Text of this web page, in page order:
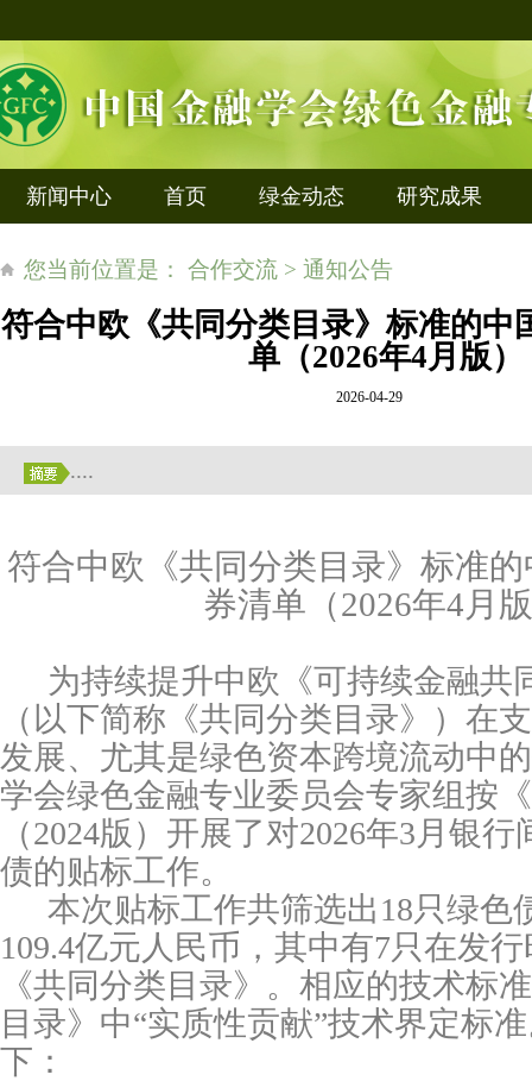
新闻中心 首页 绿金动态 研究成果
您当前位置是： 合作交流 > 通知公告
符合中欧《共同分类目录》标准的中
单（2026年4月版）
2026-04-29
....
符合中欧《共同分类目录》标准
券清单（2026年4月
为持续提升中欧《可持续金融共
（以下简称《共同分类目录》）在
发展、尤其是绿色资本跨境流动中
学会绿色金融专业委员会专家组按
（2024版）开展了对2026年3月银行
债的贴标工作。
本次贴标工作共筛选出18只绿色
109.4亿元 人民币，其中有7只在发
《共同分类目录》。 相应的技术标
目录》中“实质性贡献”技术界定标
下：